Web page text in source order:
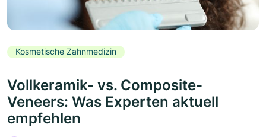
Kosmetische Zahnmedizin
Vollkeramik- vs. Composite-
Veneers: Was Experten aktuell
empfehlen